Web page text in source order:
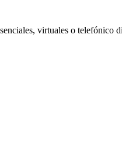
virtuales o telefónico